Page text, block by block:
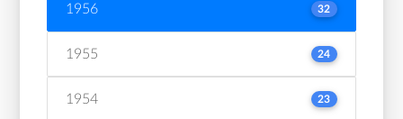
1956 32
1955 24
1954 23